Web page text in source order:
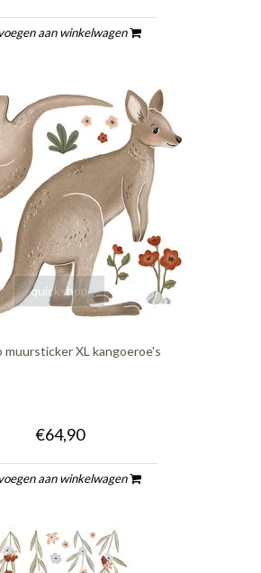
aan winkelwagen
quickshop
muursticker XL kangoeroe's
€64,90
aan winkelwagen